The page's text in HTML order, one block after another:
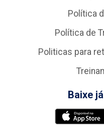
Política
Política de
Politicas para
Baixe